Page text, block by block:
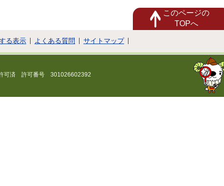
このページの
TOPへ
る表示 よくある質問 サイトマップ
可済 許可番号 301026602392